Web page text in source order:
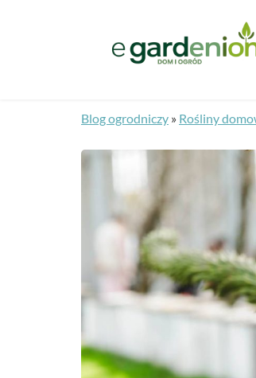
Blog ogrodniczy » Rośliny